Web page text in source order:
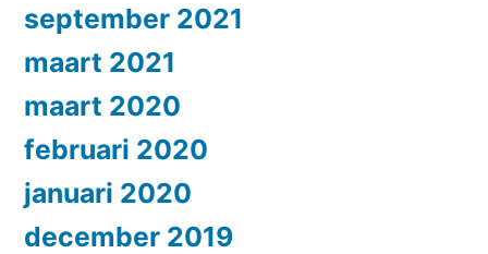
september 2021
maart 2021
maart 2020
februari 2020
januari 2020
december 2019